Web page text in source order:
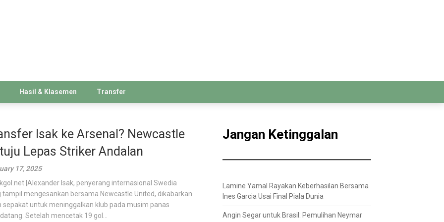
Hasil & Klasemen Transfer
Isak ke Arsenal? Newcastle
Lepas Striker Andalan
17, 2025
|Alexander Isak, penyerang internasional Swedia
tampil mengesankan bersama Newcastle United, dikabarkan
sepakat untuk meninggalkan klub pada musim panas
Setelah mencetak 19 gol...
Jangan Ketinggalan
Lamine Yamal Rayakan Keberhasilan Bersama
Ines Garcia Usai Final Piala Dunia
Angin Segar untuk Brasil: Pemulihan Neymar